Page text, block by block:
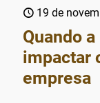
19 de
Quando
impactar
empresa